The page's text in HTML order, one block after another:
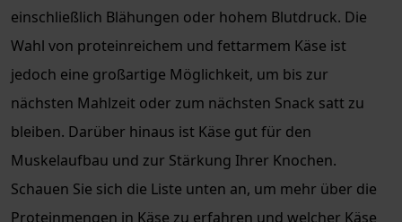
einschließlich Blähungen oder hohem Blutdruck. Die
Wahl von proteinreichem und fettarmem Käse ist
jedoch eine großartige Möglichkeit, um bis zur
nächsten Mahlzeit oder zum nächsten Snack satt zu
bleiben. Darüber hinaus ist Käse gut für den
Muskelaufbau und zur Stärkung Ihrer Knochen.
Schauen Sie sich die Liste unten an, um mehr über die
Proteinmengen in Käse zu erfahren und welcher Käse